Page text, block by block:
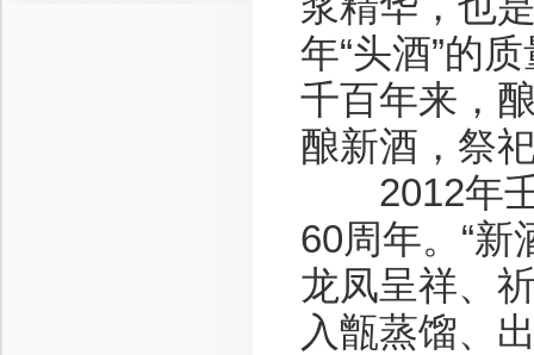
年“头酒”的
千百年来，
酿新酒，祭
2012年壬
60周年。“新
龙凤呈祥、
入甑蒸馏、